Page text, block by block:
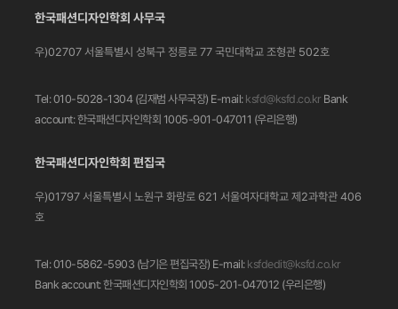
한국패션디자인학회 사무국
우)02707 서울특별시 성북구 정릉로 77 국민대학교 조형관 502호
Tel: 010-5028-1304 (김재범 사무국장) E-mail: ksfd@ksfd.co.kr Bank
account: 한국패션디자인학회 1005-901-047011 (우리은행)
한국패션디자인학회 편집국
우)01797 서울특별시 노원구 화랑로 621 서울여자대학교 제2과학관 406
호
Tel: 010-5862-5903 (남기은 편집국장) E-mail: ksfdedit@ksfd.co.kr
Bank account: 한국패션디자인학회 1005-201-047012 (우리은행)